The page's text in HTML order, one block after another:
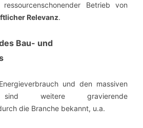
Betrieb von
Relevanz.
Bau- und
und den massiven
sind weitere gravierende
die Branche bekannt, u.a.